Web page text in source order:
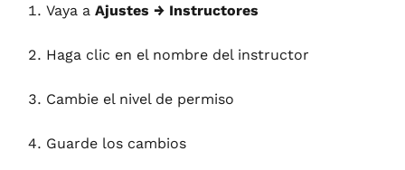
Vaya a Ajustes → Instructores
Haga clic en el nombre del instructor
Cambie el nivel de permiso
Guarde los cambios